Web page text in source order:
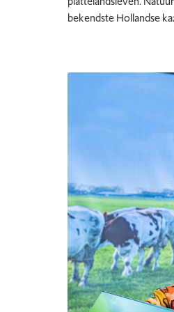
bekendste Hollandse